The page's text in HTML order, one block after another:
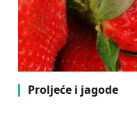
Proljeće i jagode